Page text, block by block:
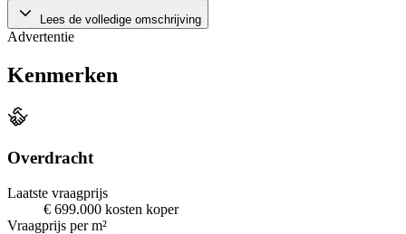
Lees de volledige omschrijving
Advertentie
Kenmerken
Overdracht
Laatste vraagprijs
€ 699.000 kosten koper
Vraagprijs per m²